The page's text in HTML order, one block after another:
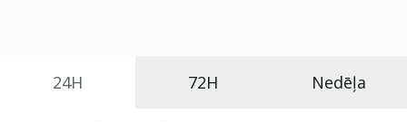
24H 72H Nedēļa